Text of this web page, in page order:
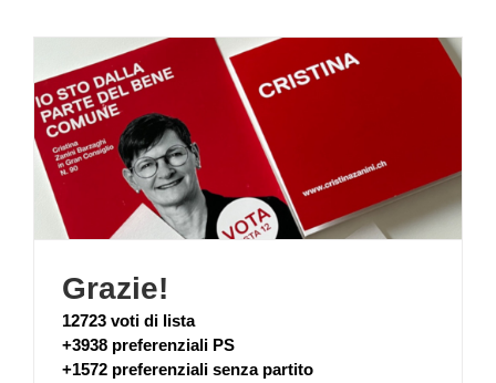
Grazie!
12723 voti di lista
+3938 preferenziali PS
+1572 preferenziali senza partito